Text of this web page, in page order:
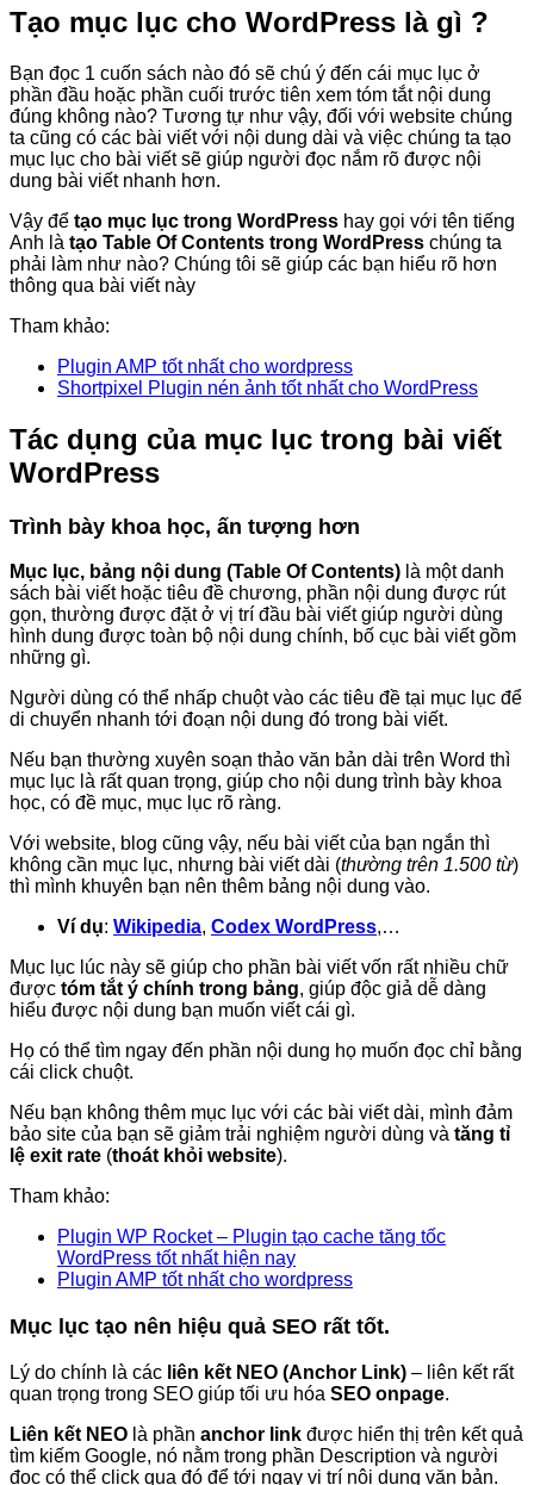
Tạo mục lục cho WordPress là gì ?
Bạn đọc 1 cuốn sách nào đó sẽ chú ý đến cái mục lục ở
phần đầu hoặc phần cuối trước tiên xem tóm tắt nội dung
đúng không nào? Tương tự như vậy, đối với website chúng
ta cũng có các bài viết với nội dung dài và việc chúng ta tạo
mục lục cho bài viết sẽ giúp người đọc nắm rõ được nội
dung bài viết nhanh hơn.
Vậy để tạo mục lục trong WordPress hay gọi với tên tiếng
Anh là tạo Table Of Contents trong WordPress chúng ta
phải làm như nào? Chúng tôi sẽ giúp các bạn hiểu rõ hơn
thông qua bài viết này
Tham khảo:
Plugin AMP tốt nhất cho wordpress
Shortpixel Plugin nén ảnh tốt nhất cho WordPress
Tác dụng của mục lục trong bài viết
WordPress
Trình bày khoa học, ấn tượng hơn
Mục lục, bảng nội dung (Table Of Contents) là một danh
sách bài viết hoặc tiêu đề chương, phần nội dung được rút
gọn, thường được đặt ở vị trí đầu bài viết giúp người dùng
hình dung được toàn bộ nội dung chính, bố cục bài viết gồm
những gì.
Người dùng có thể nhấp chuột vào các tiêu đề tại mục lục để
di chuyển nhanh tới đoạn nội dung đó trong bài viết.
Nếu bạn thường xuyên soạn thảo văn bản dài trên Word thì
mục lục là rất quan trọng, giúp cho nội dung trình bày khoa
học, có đề mục, mục lục rõ ràng.
Với website, blog cũng vậy, nếu bài viết của bạn ngắn thì
không cần mục lục, nhưng bài viết dài (thường trên 1.500 từ)
thì mình khuyên bạn nên thêm bảng nội dung vào.
Ví dụ: Wikipedia, Codex WordPress,…
Mục lục lúc này sẽ giúp cho phần bài viết vốn rất nhiều chữ
được tóm tắt ý chính trong bảng, giúp độc giả dễ dàng
hiểu được nội dung bạn muốn viết cái gì.
Họ có thể tìm ngay đến phần nội dung họ muốn đọc chỉ bằng
cái click chuột.
Nếu bạn không thêm mục lục với các bài viết dài, mình đảm
bảo site của bạn sẽ giảm trải nghiệm người dùng và tăng tỉ
lệ exit rate (thoát khỏi website).
Tham khảo:
Plugin WP Rocket – Plugin tạo cache tăng tốc
WordPress tốt nhất hiện nay
Plugin AMP tốt nhất cho wordpress
Mục lục tạo nên hiệu quả SEO rất tốt.
Lý do chính là các liên kết NEO (Anchor Link) – liên kết rất
quan trọng trong SEO giúp tối ưu hóa SEO onpage.
Liên kết NEO là phần anchor link được hiển thị trên kết quả
tìm kiếm Google, nó nằm trong phần Description và người
đọc có thể click qua đó để tới ngay vị trí nội dung văn bản.